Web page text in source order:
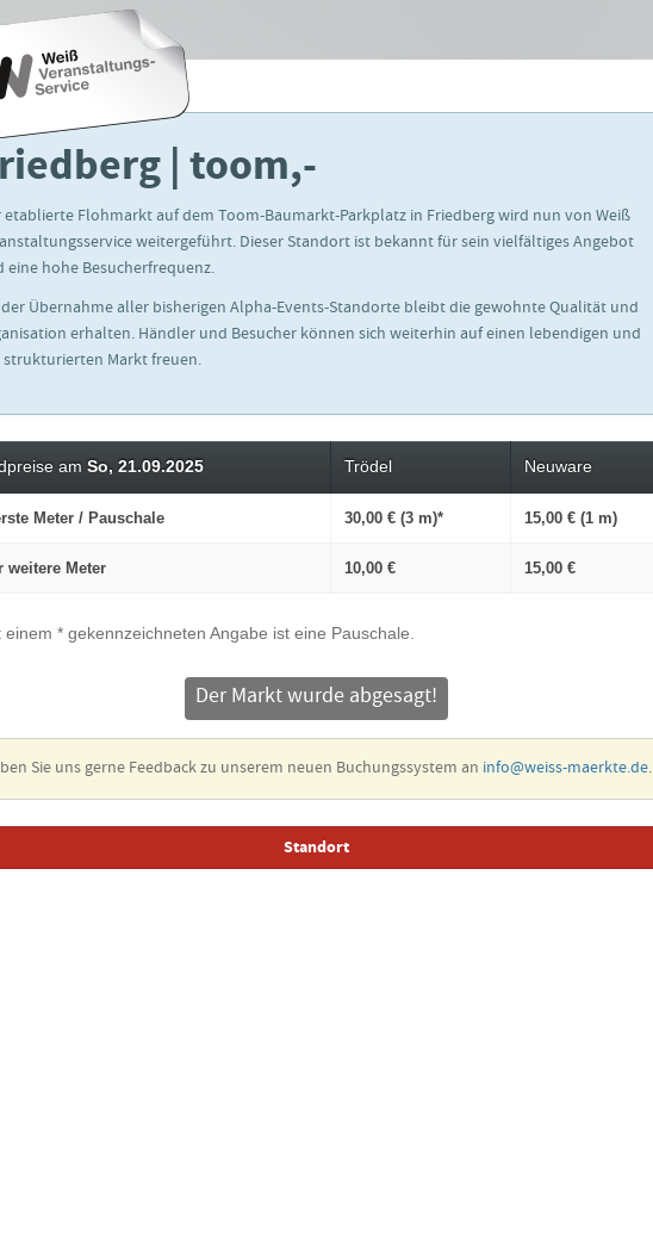
| toom,-
etablierte Flohmarkt auf dem Toom-Baumarkt-Parkplatz in Friedberg wird nun von Weiß
weitergeführt. Dieser Standort ist bekannt für sein vielfältiges Angebot
eine hohe Besucherfrequenz.
Übernahme aller bisherigen Alpha-Events-Standorte bleibt die gewohnte Qualität und
erhalten. Händler und Besucher können sich weiterhin auf einen lebendigen und
Markt freuen.
am So, 21.09.2025 Trödel Neuware
Meter / Pauschale 30,00 € (3 m)* 15,00 € (1 m)
weitere Meter 10,00 € 15,00 €
einem * gekennzeichneten Angabe ist eine Pauschale.
Der Markt wurde abgesagt!
Sie uns gerne Feedback zu unserem neuen Buchungssystem an info@weiss-maerkte.de.
Standort